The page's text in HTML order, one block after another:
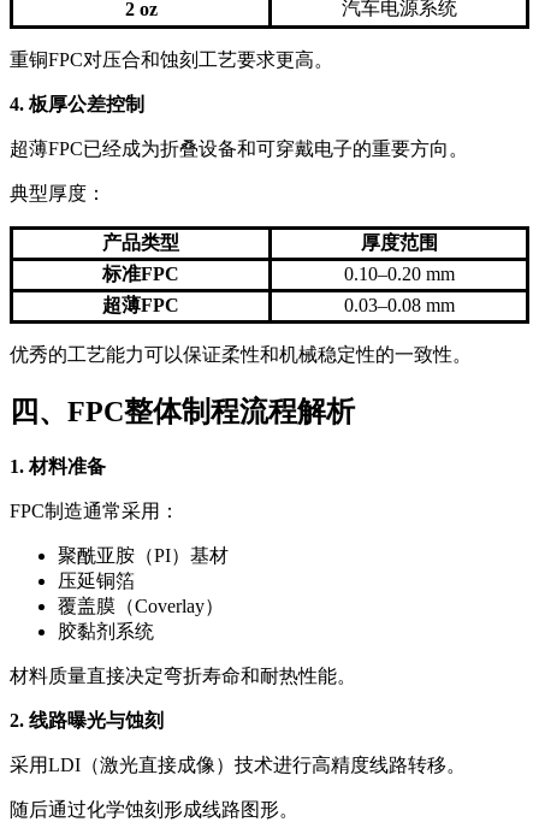
2 oz
汽车电源系统
重铜FPC对压合和蚀刻工艺要求更高。
4. 板厚公差控制
超薄FPC已经成为折叠设备和可穿戴电子的重要方向。
典型厚度：
产品类型
厚度范围
标准FPC
0.10–0.20 mm
超薄FPC
0.03–0.08 mm
优秀的工艺能力可以保证柔性和机械稳定性的一致性。
四、FPC整体制程流程解析
1. 材料准备
FPC制造通常采用：
聚酰亚胺（PI）基材
压延铜箔
覆盖膜（Coverlay）
胶黏剂系统
材料质量直接决定弯折寿命和耐热性能。
2. 线路曝光与蚀刻
采用LDI（激光直接成像）技术进行高精度线路转移。
随后通过化学蚀刻形成线路图形。